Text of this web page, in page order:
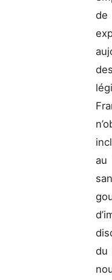
de
au
du